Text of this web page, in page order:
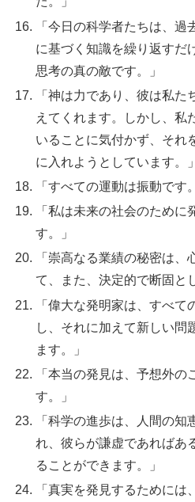
「今日の科学者たちは、
に基づく知識を繰り返すだ
思考の真の敵です。」
「神は力であり、彼は私
えてくれます。しかし、私
いることに気付かず、それ
に入れようとしています。」
「すべての運動は振動です
「私は未来の社会のために
す。」
「崇高なる業績の秘密は、
て、また、決定的で断固と
「偉大な発明家は、すべ
し、それに加えて新しい問
ます。」
「本当の発見は、予想外
す。」
「科学の進歩は、人間の知
れ、彼らが謙虚であればあ
ることができます。」
「真実を発見するために